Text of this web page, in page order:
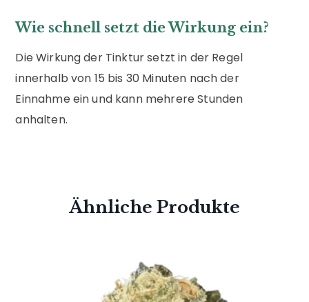
Wie schnell setzt die Wirkung ein?
Die Wirkung der Tinktur setzt in der Regel
innerhalb von 15 bis 30 Minuten nach der
Einnahme ein und kann mehrere Stunden
anhalten.
Ähnliche Produkte